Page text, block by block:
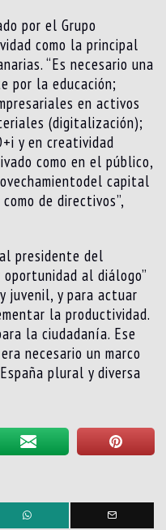
por el Grupo
como la principal
“Es necesario una
por la educación;
en activos
(digitalización);
y en creatividad
como en el público,
capital
de directivos”,
presidente del
oportunidad al diálogo”
juvenil, y para actuar
la productividad.
la ciudadanía. Ese
necesario un marco
plural y diversa